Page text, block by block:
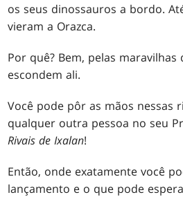
os seus dinossauros a bordo.
vieram a Orazca.
Por quê? Bem, pelas
escondem ali.
Você pode pôr as mãos nessas
qualquer outra pessoa no seu
Rivais de Ixalan!
Então, onde exatamente você
lançamento e o que pode